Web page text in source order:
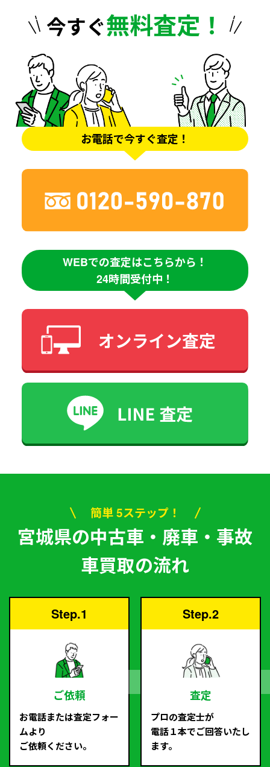
今すぐ無料査定！
お電話で今すぐ査定！
WEBでの査定はこちらから！
24時間受付中！
簡単 5ステップ！
宮城県の中古車・廃車・事故
車買取の流れ
Step.1
ご依頼
お電話または査定フォー
ムより
ご依頼ください。
Step.2
査定
プロの査定士が
電話１本でご回答いたし
ます。